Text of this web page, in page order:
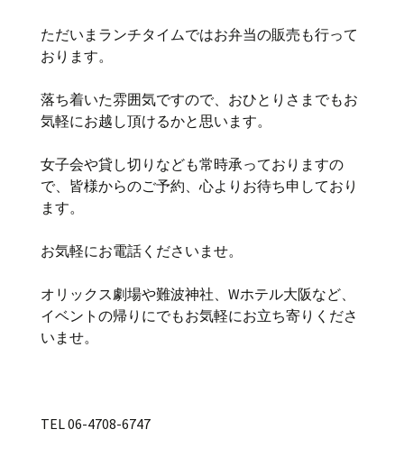
ただいまランチタイムではお弁当の販売も行って
おります。
落ち着いた雰囲気ですので、おひとりさまでもお
気軽にお越し頂けるかと思います。
女子会や貸し切りなども常時承っておりますの
で、皆様からのご予約、心よりお待ち申しており
ます。
お気軽にお電話くださいませ。
オリックス劇場や難波神社、Wホテル大阪など、
イベントの帰りにでもお気軽にお立ち寄りくださ
いませ。
TEL 06-4708-6747